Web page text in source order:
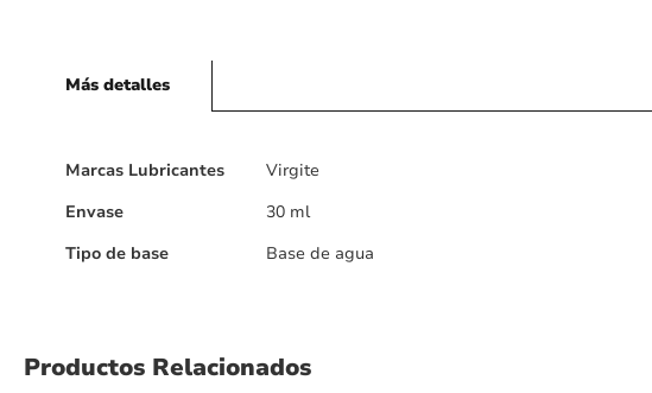
Más detalles
Más
Marcas Lubricantes
Virgite
Envase
30 ml
Tipo de base
Base de agua
Productos Relacionados